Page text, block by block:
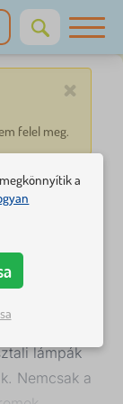
×
felel meg.
lámpák
Nemcsak a
a